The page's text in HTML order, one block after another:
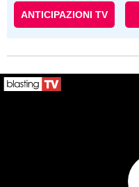
ANTICIPAZIONI TV